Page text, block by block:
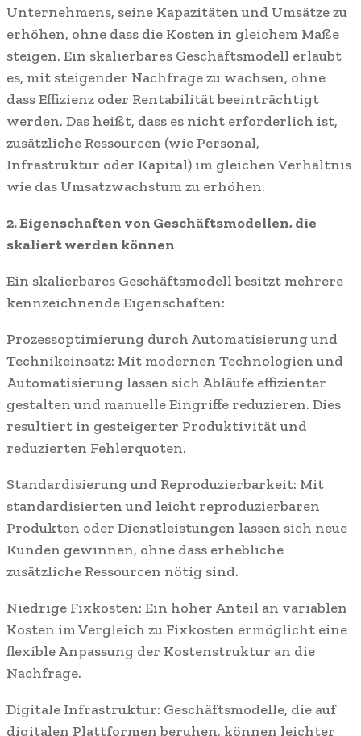
Unternehmens, seine Kapazitäten und Umsätze zu
erhöhen, ohne dass die Kosten in gleichem Maße
steigen. Ein skalierbares Geschäftsmodell erlaubt
es, mit steigender Nachfrage zu wachsen, ohne
dass Effizienz oder Rentabilität beeinträchtigt
werden. Das heißt, dass es nicht erforderlich ist,
zusätzliche Ressourcen (wie Personal,
Infrastruktur oder Kapital) im gleichen Verhältnis
wie das Umsatzwachstum zu erhöhen.
2. Eigenschaften von Geschäftsmodellen, die
skaliert werden können
Ein skalierbares Geschäftsmodell besitzt mehrere
kennzeichnende Eigenschaften:
Prozessoptimierung durch Automatisierung und
Technikeinsatz: Mit modernen Technologien und
Automatisierung lassen sich Abläufe effizienter
gestalten und manuelle Eingriffe reduzieren. Dies
resultiert in gesteigerter Produktivität und
reduzierten Fehlerquoten.
Standardisierung und Reproduzierbarkeit: Mit
standardisierten und leicht reproduzierbaren
Produkten oder Dienstleistungen lassen sich neue
Kunden gewinnen, ohne dass erhebliche
zusätzliche Ressourcen nötig sind.
Niedrige Fixkosten: Ein hoher Anteil an variablen
Kosten im Vergleich zu Fixkosten ermöglicht eine
flexible Anpassung der Kostenstruktur an die
Nachfrage.
Digitale Infrastruktur: Geschäftsmodelle, die auf
digitalen Plattformen beruhen, können leichter